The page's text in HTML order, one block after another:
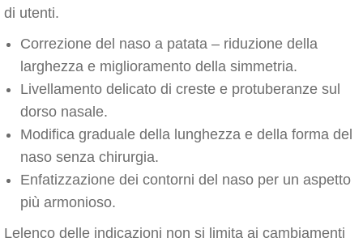
di utenti.
Correzione del naso a patata – riduzione della
larghezza e miglioramento della simmetria.
Livellamento delicato di creste e protuberanze sul
dorso nasale.
Modifica graduale della lunghezza e della forma del
naso senza chirurgia.
Enfatizzazione dei contorni del naso per un aspetto
più armonioso.
Lelenco delle indicazioni non si limita ai cambiamenti